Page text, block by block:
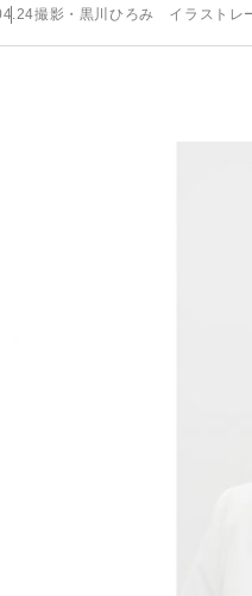
撮影・黒川ひろみ イラストレ